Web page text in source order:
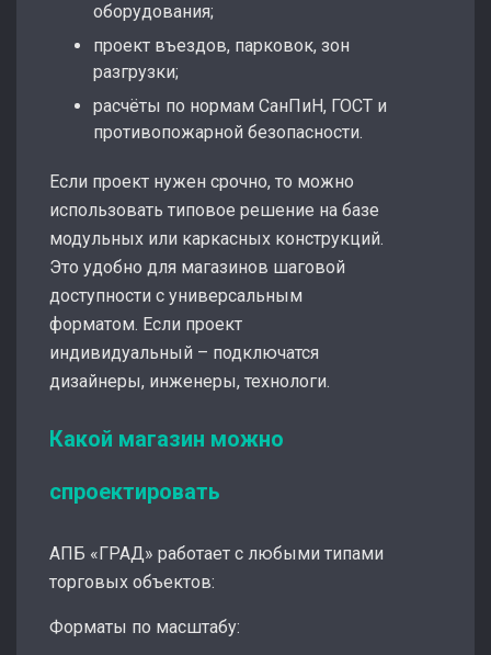
оборудования;
проект въездов, парковок, зон
разгрузки;
расчёты по нормам СанПиН, ГОСТ и
противопожарной безопасности.
Если проект нужен срочно, то можно
использовать типовое решение на базе
модульных или каркасных конструкций.
Это удобно для магазинов шаговой
доступности с универсальным
форматом. Если проект
индивидуальный – подключатся
дизайнеры, инженеры, технологи.
Какой магазин можно
спроектировать
АПБ «ГРАД» работает с любыми типами
торговых объектов:
Форматы по масштабу: